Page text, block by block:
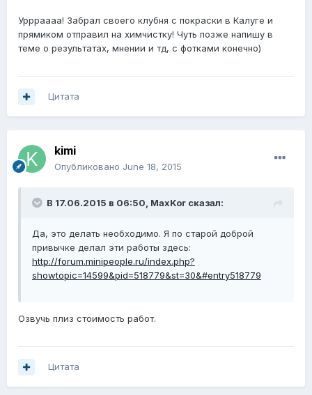
Уррраааа! Забрал своего клубня с покраски в Калуге и
прямиком отправил на химчистку! Чуть позже напишу в
теме о результатах, мнении и тд, с фотками конечно)
Цитата
kimi
Опубликовано June 18, 2015
В 17.06.2015 в 06:50, MaxKor сказал:
Да, это делать необходимо. Я по старой доброй
привычке делал эти работы здесь:
http://forum.minipeople.ru/index.php?
showtopic=14599&pid=518779&st=30&#entry518779
Озвучь плиз стоимость работ.
Цитата